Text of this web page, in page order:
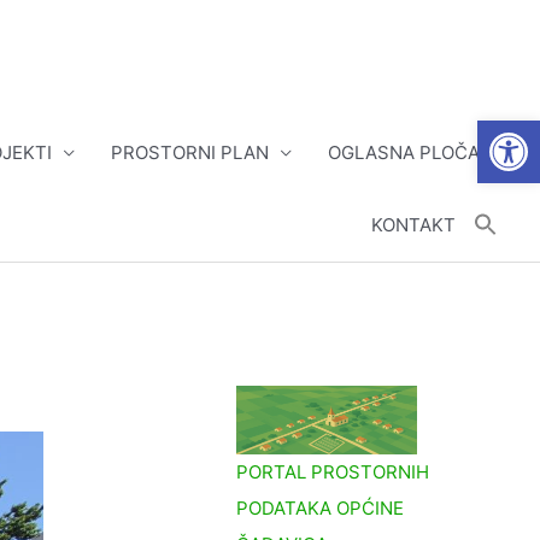
PROSTORNI PLAN OGLASNA PLOČA
KONTAKT
PORTAL PROSTORNIH
PODATAKA OPĆINE